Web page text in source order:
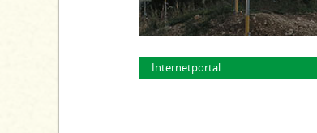
Internetportal